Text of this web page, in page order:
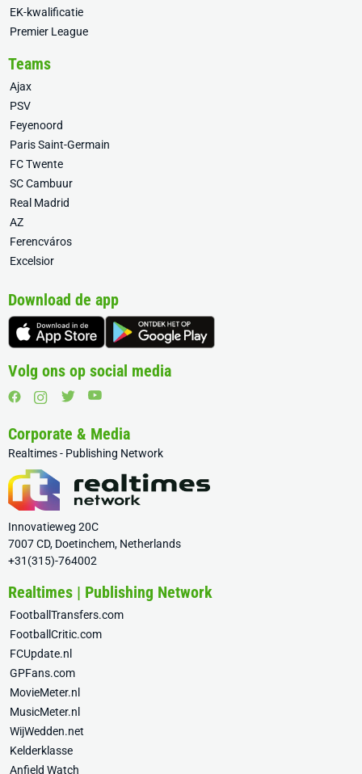
EK-kwalificatie
Premier League
Teams
Ajax
PSV
Feyenoord
Paris Saint-Germain
FC Twente
SC Cambuur
Real Madrid
AZ
Ferencváros
Excelsior
Download de app
Volg ons op social media
Corporate & Media
Realtimes - Publishing Network
Innovatieweg 20C
7007 CD, Doetinchem, Netherlands
+31(315)-764002
Realtimes | Publishing Network
FootballTransfers.com
FootballCritic.com
FCUpdate.nl
GPFans.com
MovieMeter.nl
MusicMeter.nl
WijWedden.net
Kelderklasse
Anfield Watch